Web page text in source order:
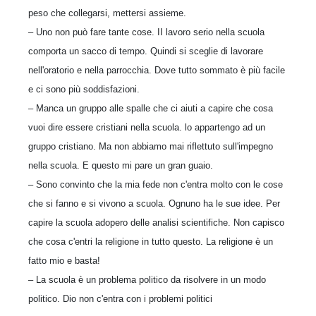
peso che collegarsi, mettersi assieme.
– Uno non può fare tante cose. II lavoro serio nella scuola
comporta un sacco di tempo. Quindi si sceglie di lavorare
nell'oratorio e nella parrocchia. Dove tutto sommato è più facile
e ci sono più soddisfazioni.
– Manca un gruppo alle spalle che ci aiuti a capire che cosa
vuoi dire essere cristiani nella scuola. lo appartengo ad un
gruppo cristiano. Ma non abbiamo mai riflettuto sull'impegno
nella scuola. E questo mi pare un gran guaio.
– Sono convinto che la mia fede non c'entra molto con le cose
che si fanno e si vivono a scuola. Ognuno ha le sue idee. Per
capire la scuola adopero delle analisi scientifiche. Non capisco
che cosa c'entri la religione in tutto questo. La religione è un
fatto mio e basta!
– La scuola è un problema politico da risolvere in un modo
politico. Dio non c'entra con i problemi politici